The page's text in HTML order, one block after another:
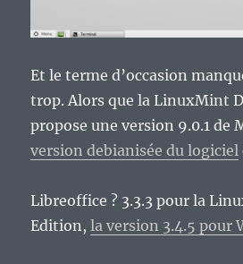
Et le terme d’occasion
trop. Alors que la LinuxMint
propose une version 9.0.1
version debianisée du logiciel
Libreoffice ? 3.3.3 pour la
Edition,la version 3.4.5 pour